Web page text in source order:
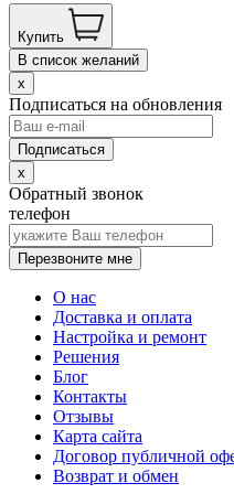
Купить
В список желаний
x
Подписаться на обновления
x
Обратный звонок
телефон
Перезвоните мне
О нас
Доставка и оплата
Настройка и ремонт
Решения
Блог
Контакты
Отзывы
Карта сайта
Договор публичной
Возврат и обмен